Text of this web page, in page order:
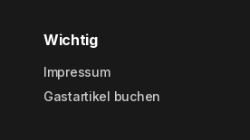
Wichtig
Impressum
Gastartikel buchen